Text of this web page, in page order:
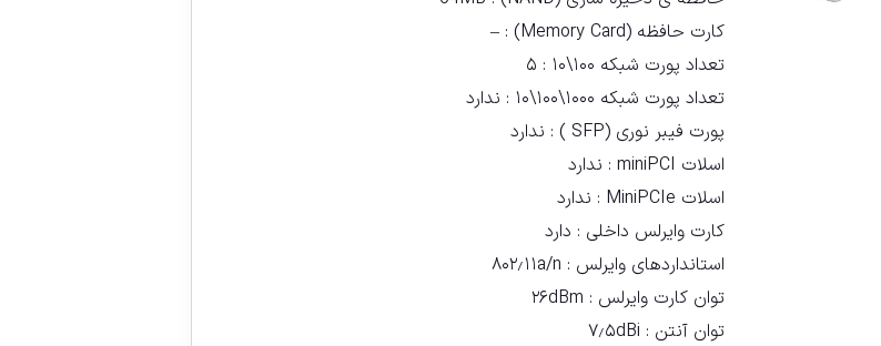
کارت حافظه (Memory Card) :
–
تعداد پورت شبکه ۱۰۰\۱۰ :
۵
تعداد پورت شبکه ۱۰۰۰\۱۰۰\۱۰ :
ندارد
پورت فیبر نوری (SFP ) :
ندارد
اسلات miniPCI :
ندارد
اسلات MiniPCIe :
ندارد
کارت وایرلس داخلی : دارد
استانداردهای وایرلس : ۸۰۲٫۱۱a/n
توان کارت وایرلس : ۲۶dBm
توان آنتن : ۷٫۵dBi